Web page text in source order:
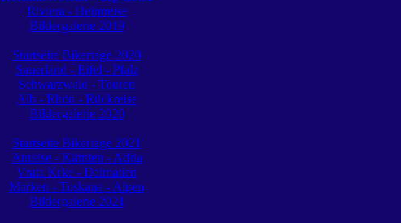
Riviera - Heimreise
Bildergalerie 2019
Startseite Bikertage 2020
Sauerland - Eifel - Pfalz
Schwarzwald - Touren
Alb - Rhön - Rückreise
Bildergalerie 2020
Startseite Bikertage 2021
Anreise - Kärnten - Adria
Vrata Krke - Dalmatien
Marken - Toskana - Alpen
Bildergalerie 2021